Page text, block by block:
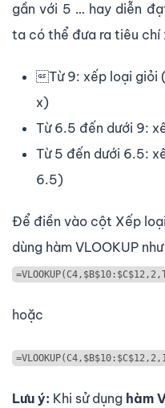
gần với 5 … hay diễn
ta có thể đưa ra tiêu chí
Từ 9: xếp loại giỏi (
x)
Từ 6.5 đến dưới 9:
Từ 5 đến dưới 6.5:
6.5)
Để điền vào cột Xếp
dùng hàm VLOOKUP
hoặc
Lưu ý: Khi sử dụng hàm